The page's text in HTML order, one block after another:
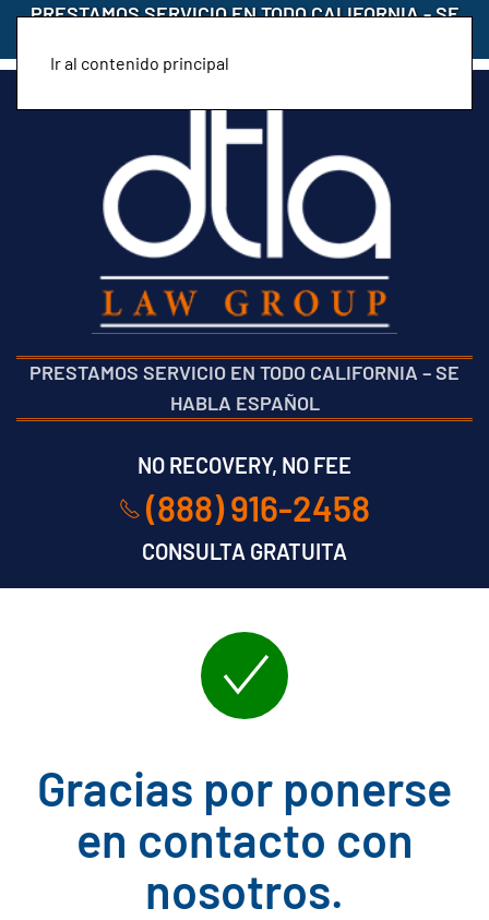
Ir al contenido principal
PRESTAMOS SERVICIO EN TODO CALIFORNIA-SE
PRESTAMOS SERVICIO EN TODO CALIFORNIA –SE
HABLA ESPAÑOL
NO RECOVERY, NO FEE
(888) 916-2458
CONSULTA GRATUITA
Gracias por ponerse
en contacto con
nosotros.